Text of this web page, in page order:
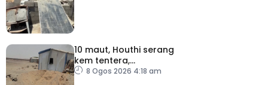
10 maut, Houthi serang
kem tentera,
penempatan pelarian
8 Ogos 2026 4:18 am